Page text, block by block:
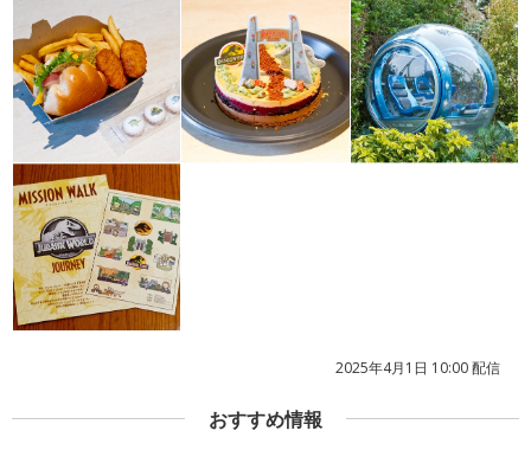
2025年4月1日 10:00 配信
おすすめ情報